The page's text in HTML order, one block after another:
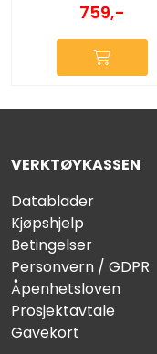
759,-
VERKTØYKASSEN
Datablader
Kjøpshjelp
Betingelser
Personvern / GDPR
Åpenhetsloven
Prosjektavtale
Gavekort